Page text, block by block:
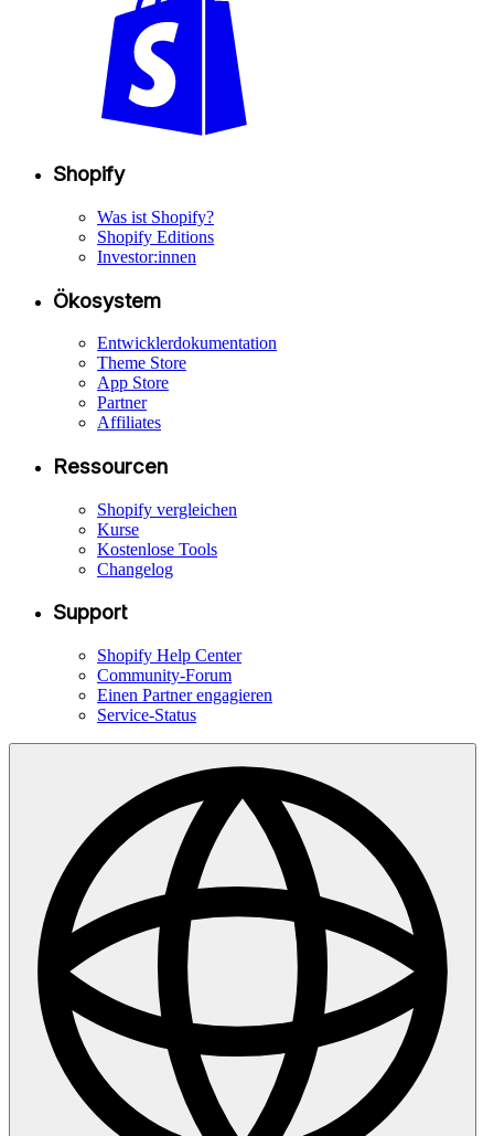
Shopify
Was ist Shopify?
Shopify Editions
Investor:innen
Ökosystem
Entwicklerdokumentation
Theme Store
App Store
Partner
Affiliates
Ressourcen
Shopify vergleichen
Kurse
Kostenlose Tools
Changelog
Support
Shopify Help Center
Community-Forum
Einen Partner engagieren
Service-Status